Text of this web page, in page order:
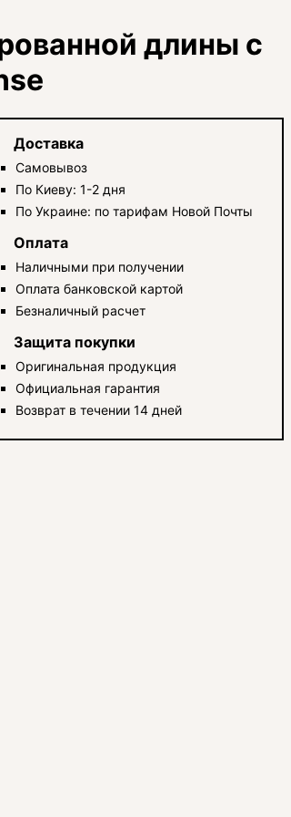
длины с
Доставка
Самовывоз
По Киеву: 1-2 дня
По Украине: по тарифам Новой Почты
Оплата
Наличными при получении
Оплата банковской картой
Безналичный расчет
Защита покупки
Оригинальная продукция
Официальная гарантия
Возврат в течении 14 дней